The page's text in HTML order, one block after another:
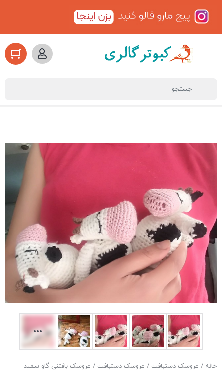
خانه / عروسک دستبافت / عروسک دستبافت / عروسک بافتنی گاو سفید